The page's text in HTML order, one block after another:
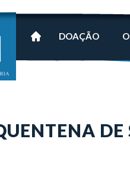
DOAÇÃO
DE